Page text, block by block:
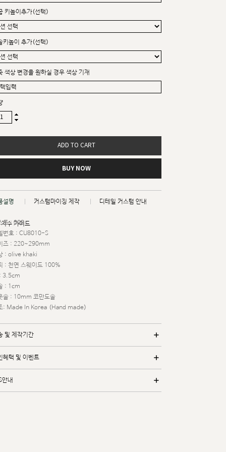
키높이추가(선택)
키높이 추가(선택)
색상 변경을 원하실 경우 색상 기재
ADD TO CART
BUY NOW
설명 커스텀마이징 제작 디테일 커스텀 안내
치수 가이드
트 : 008
번호 : CU8010-S
즈 : 220~290mm
: olive khaki
: 천연 스웨이드 100%
3.5cm
: 1cm
솔 : 10mm 코만도솔
: Made In Korea (Hand made)
및 제작기간
혜택 및 이벤트
내